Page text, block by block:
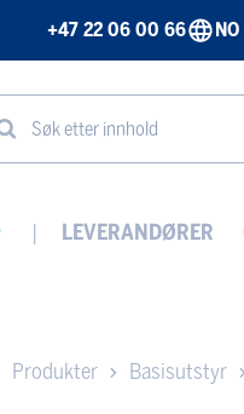
+47 22 06 00 66 NO
Søk etter innhold
LEVERANDØRER
Produkter Basisutstyr